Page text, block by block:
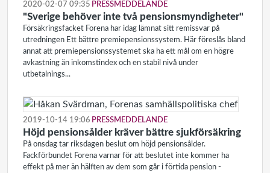
2020-02-07 09:35 PRESSMEDDELANDE
"Sverige behöver inte två pensionsmyndigheter"
Försäkringsfacket Forena har idag lämnat sitt remissvar på
utredningen Ett bättre premiepensionssystem. Här föreslås bland
annat att premiepensionssystemet ska ha ett mål om en högre
avkastning än inkomstindex och en stabil nivå under
utbetalnings...
2019-10-14 19:06 PRESSMEDDELANDE
Höjd pensionsålder kräver bättre sjukförsäkring
På onsdag tar riksdagen beslut om höjd pensionsålder.
Fackförbundet Forena varnar för att beslutet inte kommer ha
effekt på mer än hälften av dem som går i förtida pension -